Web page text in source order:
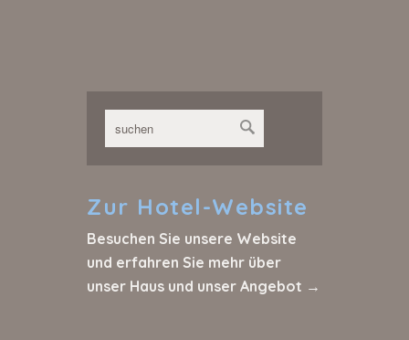
Zur Hotel-Website
Besuchen Sie unsere Website
und erfahren Sie mehr über
unser Haus und unser Angebot →